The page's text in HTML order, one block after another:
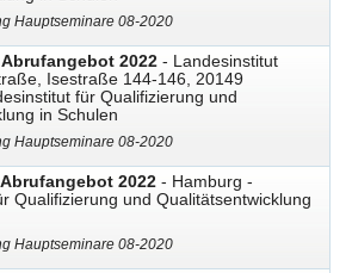
Hauptseminare 08-2020
2022 - Landesinstitut
Isestraße 144-146, 20149
für Qualifizierung und
in Schulen
Hauptseminare 08-2020
2022 - Hamburg -
Qualifizierung und Qualitätsentwicklung
Hauptseminare 08-2020